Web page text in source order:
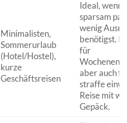
Minimalisten,
Sommerurlaub
(Hotel/Hostel),
kurze
Geschäftsreisen
Ideal, wenn
sparsam
wenig
benötigst.
für
aber auch
straffe
Reise mit
Gepäck.